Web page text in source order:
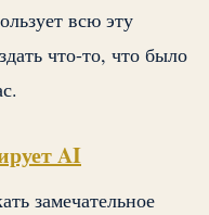
всю эту
что-то, что было
AI
замечательное